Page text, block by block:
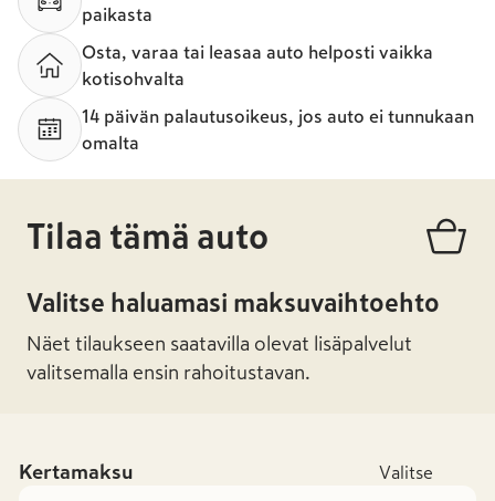
paikasta
Osta, varaa tai leasaa auto helposti vaikka
kotisohvalta
14 päivän palautusoikeus, jos auto ei tunnukaan
omalta
Tilaa tämä auto
Valitse haluamasi maksuvaihtoehto
Näet tilaukseen saatavilla olevat lisäpalvelut
valitsemalla ensin rahoitustavan.
Kertamaksu Valitse